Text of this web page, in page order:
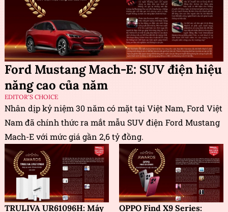
Ford Mustang Mach-E: SUV điện hiệu
năng cao của năm
EDITOR'S CHOICE
Nhân dịp kỷ niệm 30 năm có mặt tại Việt Nam, Ford Việt
Nam đã chính thức ra mắt mẫu SUV điện Ford Mustang
Mach-E với mức giá gần 2,6 tỷ đồng.
TRULIVA UR61096H: Máy
OPPO Find X9 Series: